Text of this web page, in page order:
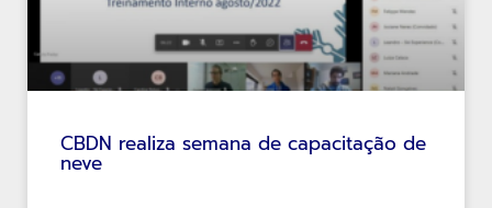
CBDN realiza semana de capacitação de
neve